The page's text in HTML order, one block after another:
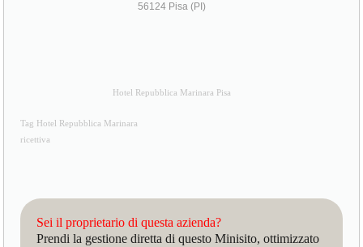
56124 Pisa (PI)
Hotel Repubblica Marinara Pisa
Tag Hotel Repubblica Marinara
ricettiva
Sei il proprietario di questa azienda?
Prendi la gestione diretta di questo Minisito, ottimizzato